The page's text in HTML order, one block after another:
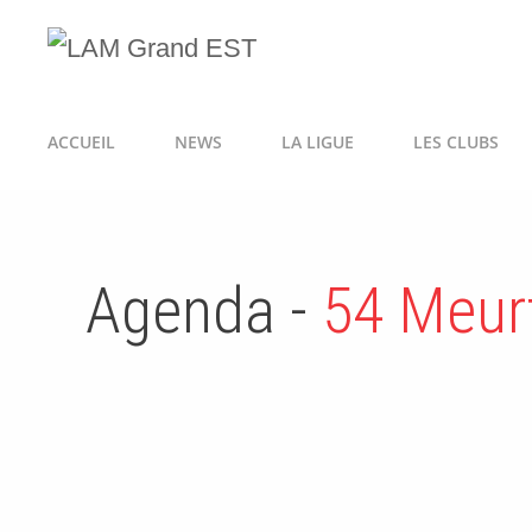
ACCUEIL NEWS LA LIGUE LES CLUBS
Agenda - 54